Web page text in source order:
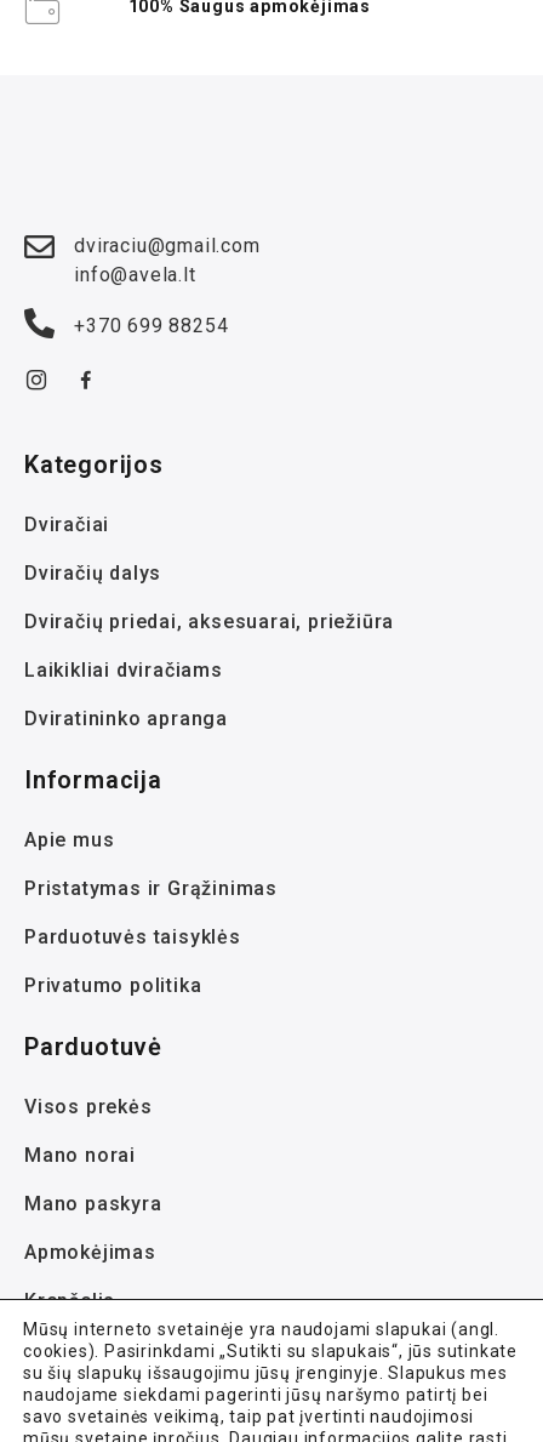
100% Saugus apmokėjimas
dviraciu@gmail.com
info@avela.lt
+370 699 88254
Kategorijos
Dviračiai
Dviračių dalys
Dviračių priedai, aksesuarai, priežiūra
Laikikliai dviračiams
Dviratininko apranga
Informacija
Apie mus
Pristatymas ir Grąžinimas
Parduotuvės taisyklės
Privatumo politika
Parduotuvė
Visos prekės
Mano norai
Mano paskyra
Apmokėjimas
Krepšelis
Mūsų interneto svetainėje yra naudojami slapukai (angl.
cookies). Pasirinkdami „Sutikti su slapukais“, jūs sutinkate
su šių slapukų išsaugojimu jūsų įrenginyje. Slapukus mes
naudojame siekdami pagerinti jūsų naršymo patirtį bei
savo svetainės veikimą, taip pat įvertinti naudojimosi